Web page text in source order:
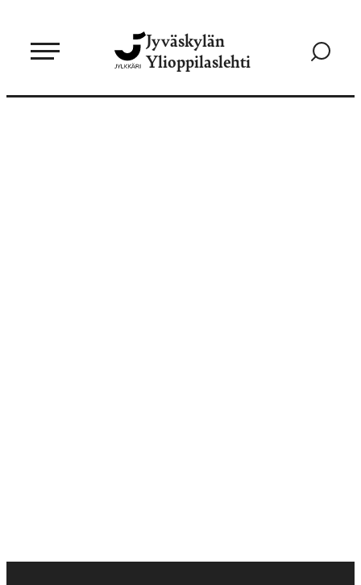
sisältöön
Jyväskylän
Ylioppilaslehti
Siirry